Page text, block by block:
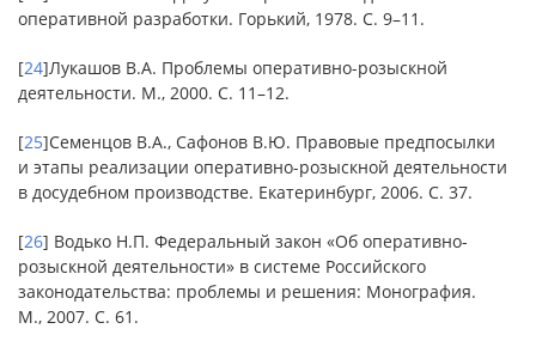
оперативной разработки. Горький, 1978. С. 9–11.
[24]Лукашов В.А. Проблемы оперативно-розыскной
деятельности. М., 2000. С. 11–12.
[25]Семенцов В.А., Сафонов В.Ю. Правовые предпосылки
и этапы реализации оперативно-розыскной деятельности
в досудебном производстве. Екатеринбург, 2006. С. 37.
[26] Водько Н.П. Федеральный закон «Об оперативно-
розыскной деятельности» в системе Российского
законодательства: проблемы и решения: Монография.
М., 2007. С. 61.